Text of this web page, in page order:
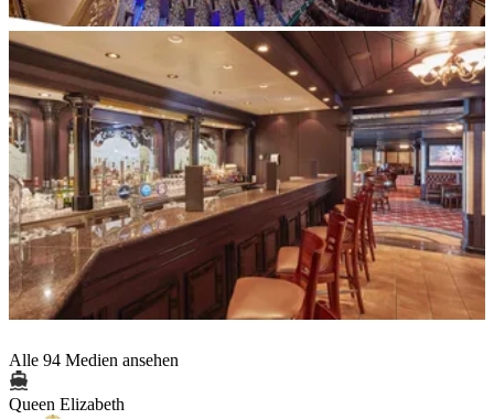
Alle 94 Medien ansehen
Queen Elizabeth